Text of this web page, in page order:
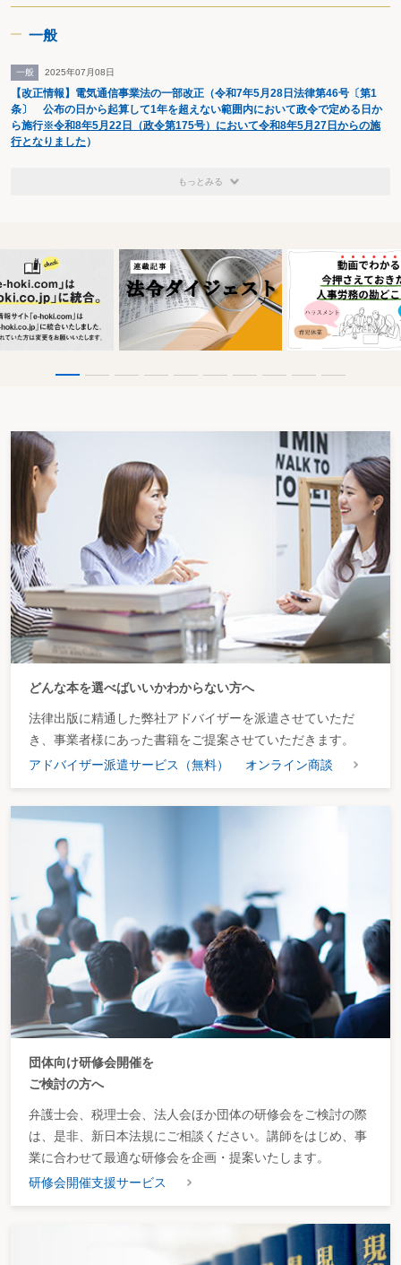
一般
一般 2025年07月08日
【改正情報】電気通信事業法の一部改正（令和7年5月28日法律第46号〔第1
条〕 公布の日から起算して1年を超えない範囲内において政令で定める日か
ら施行※令和8年5月22日（政令第175号）において令和8年5月27日からの施
行となりました ）
もっとみる
どんな本を選べばいいかわからない方へ
法律出版に精通した弊社アドバイザーを派遣させていただ
き、事業者様にあった書籍をご提案させていただきます。
アドバイザー派遣サービス（無料）
オンライン商談
団体向け研修会開催を
ご検討の方へ
弁護士会、税理士会、法人会ほか団体の研修会をご検討の際
は、是非、新日本法規にご相談ください。講師をはじめ、事
業に合わせて最適な研修会を企画・提案いたします。
研修会開催支援サービス